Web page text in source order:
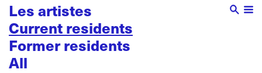
Les artistes
Current residents
Former residents
All